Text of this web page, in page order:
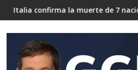
la muerte de 7 nacionales